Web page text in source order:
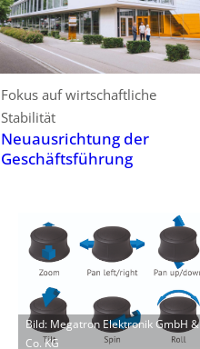
Fokus auf wirtschaftliche
Stabilität
Neuausrichtung der
Geschäftsführung
Bild: Megatron Elektronik GmbH &
Co. KG